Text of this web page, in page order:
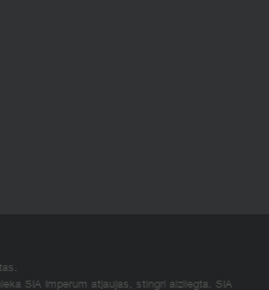
SIA Imperum atļaujas, stingri aizliegta. SIA